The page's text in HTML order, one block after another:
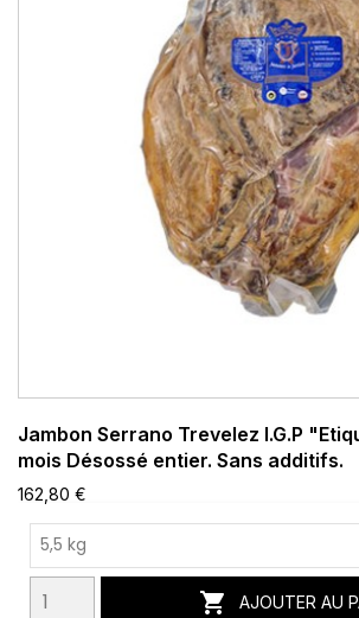
Jambon Serrano Trevelez I.G.P
mois Désossé entier. Sans additifs.
162,80 €
 AJOUTER AU